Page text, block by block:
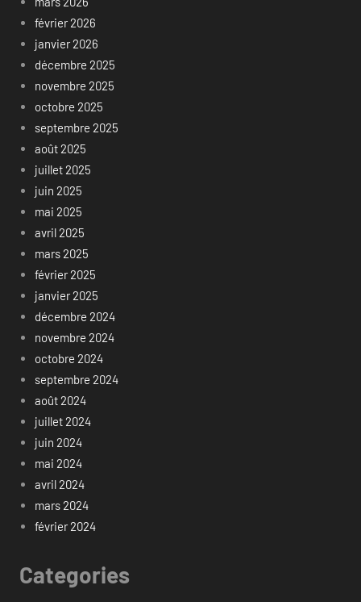
février 2026
janvier 2026
décembre 2025
novembre 2025
octobre 2025
septembre 2025
août 2025
juillet 2025
juin 2025
mai 2025
avril 2025
mars 2025
février 2025
janvier 2025
décembre 2024
novembre 2024
octobre 2024
septembre 2024
août 2024
juillet 2024
juin 2024
mai 2024
avril 2024
mars 2024
février 2024
Categories